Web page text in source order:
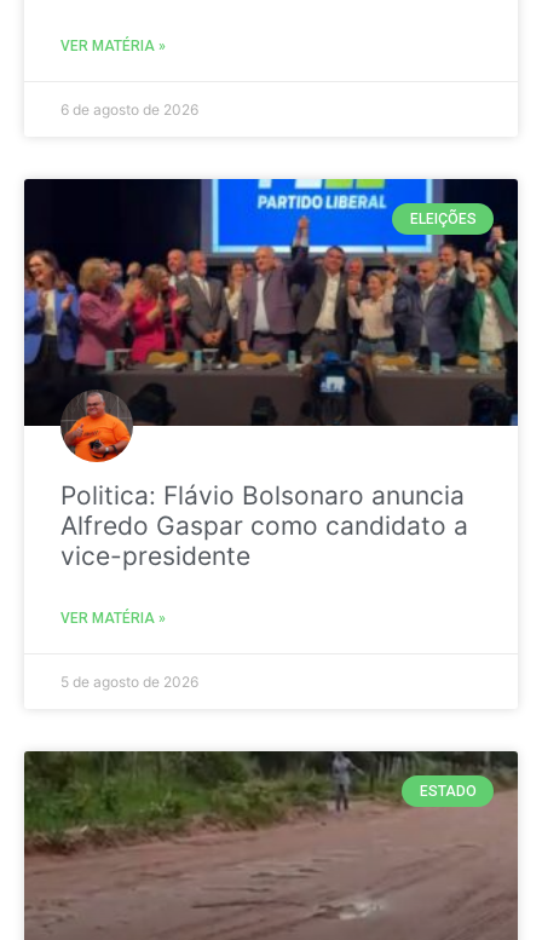
VER MATÉRIA »
6 de agosto de 2026
ELEIÇÕES
Politica: Flávio Bolsonaro anuncia
Alfredo Gaspar como candidato a
vice-presidente
VER MATÉRIA »
5 de agosto de 2026
ESTADO